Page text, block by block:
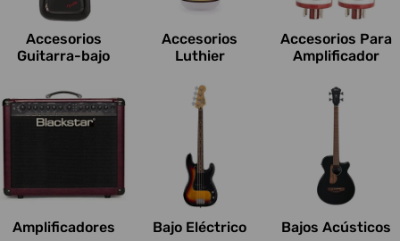
e
s
:
Accesorios
Guitarra-bajo
Accesorios
Luthier
Accesorios Para
Amplificador
Amplificadores Bajo Eléctrico Bajos Acústicos